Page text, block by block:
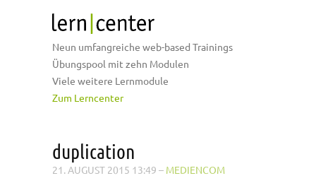
Neun umfangreiche web-based Trainings
Übungspool mit zehn Modulen
Viele weitere Lernmodule
Zum Lerncenter
duplication
21. AUGUST 2015 13:49 – MEDIENCOM